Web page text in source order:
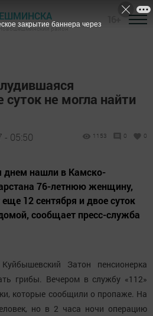
район
суток не могла найти
- 05:50 1153 0 0
днем нашли в Камско-
76-летнюю женщину,
12 сентября и двое суток
сообщает пресс-служба
Затон пенсионерка
грибы. Вечером в службу «112»
которые сообщили о пропаже. На
но в 2 часа ночи операцию
закрытие баннера через